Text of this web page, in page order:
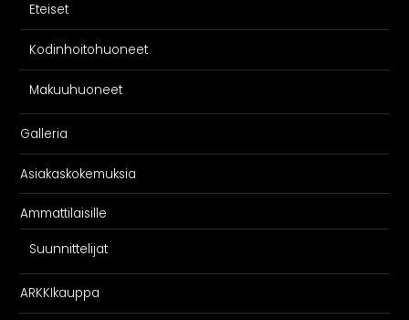
Eteiset
Kodinhoitohuoneet
Makuuhuoneet
Galleria
Asiakaskokemuksia
Ammattilaisille
Suunnittelijat
ARKKIkauppa